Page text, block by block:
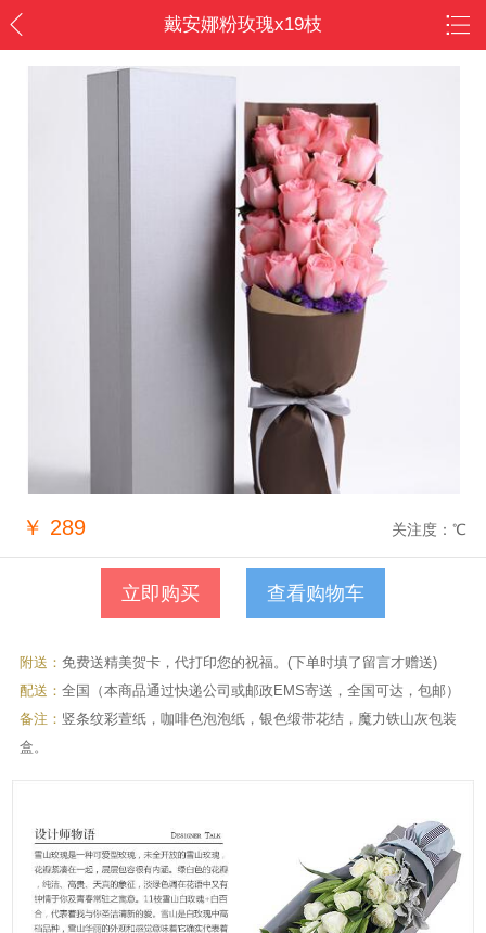
戴安娜粉玫瑰x19枝
￥ 289 关注度： ℃
查看购物车
附送： 免费送精美贺卡，代打印您的祝福。(下单时填了留言才赠送)
配送： 全国（本商品通过快递公司或邮政EMS寄送，全国可达，包邮）
备注： 竖条纹彩萱纸，咖啡色泡泡纸，银色缎带花结，魔力铁山灰包装
盒。